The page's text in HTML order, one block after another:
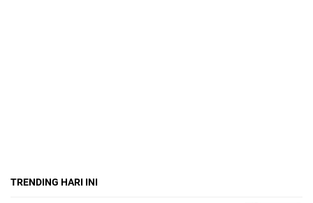
TRENDING HARI INI